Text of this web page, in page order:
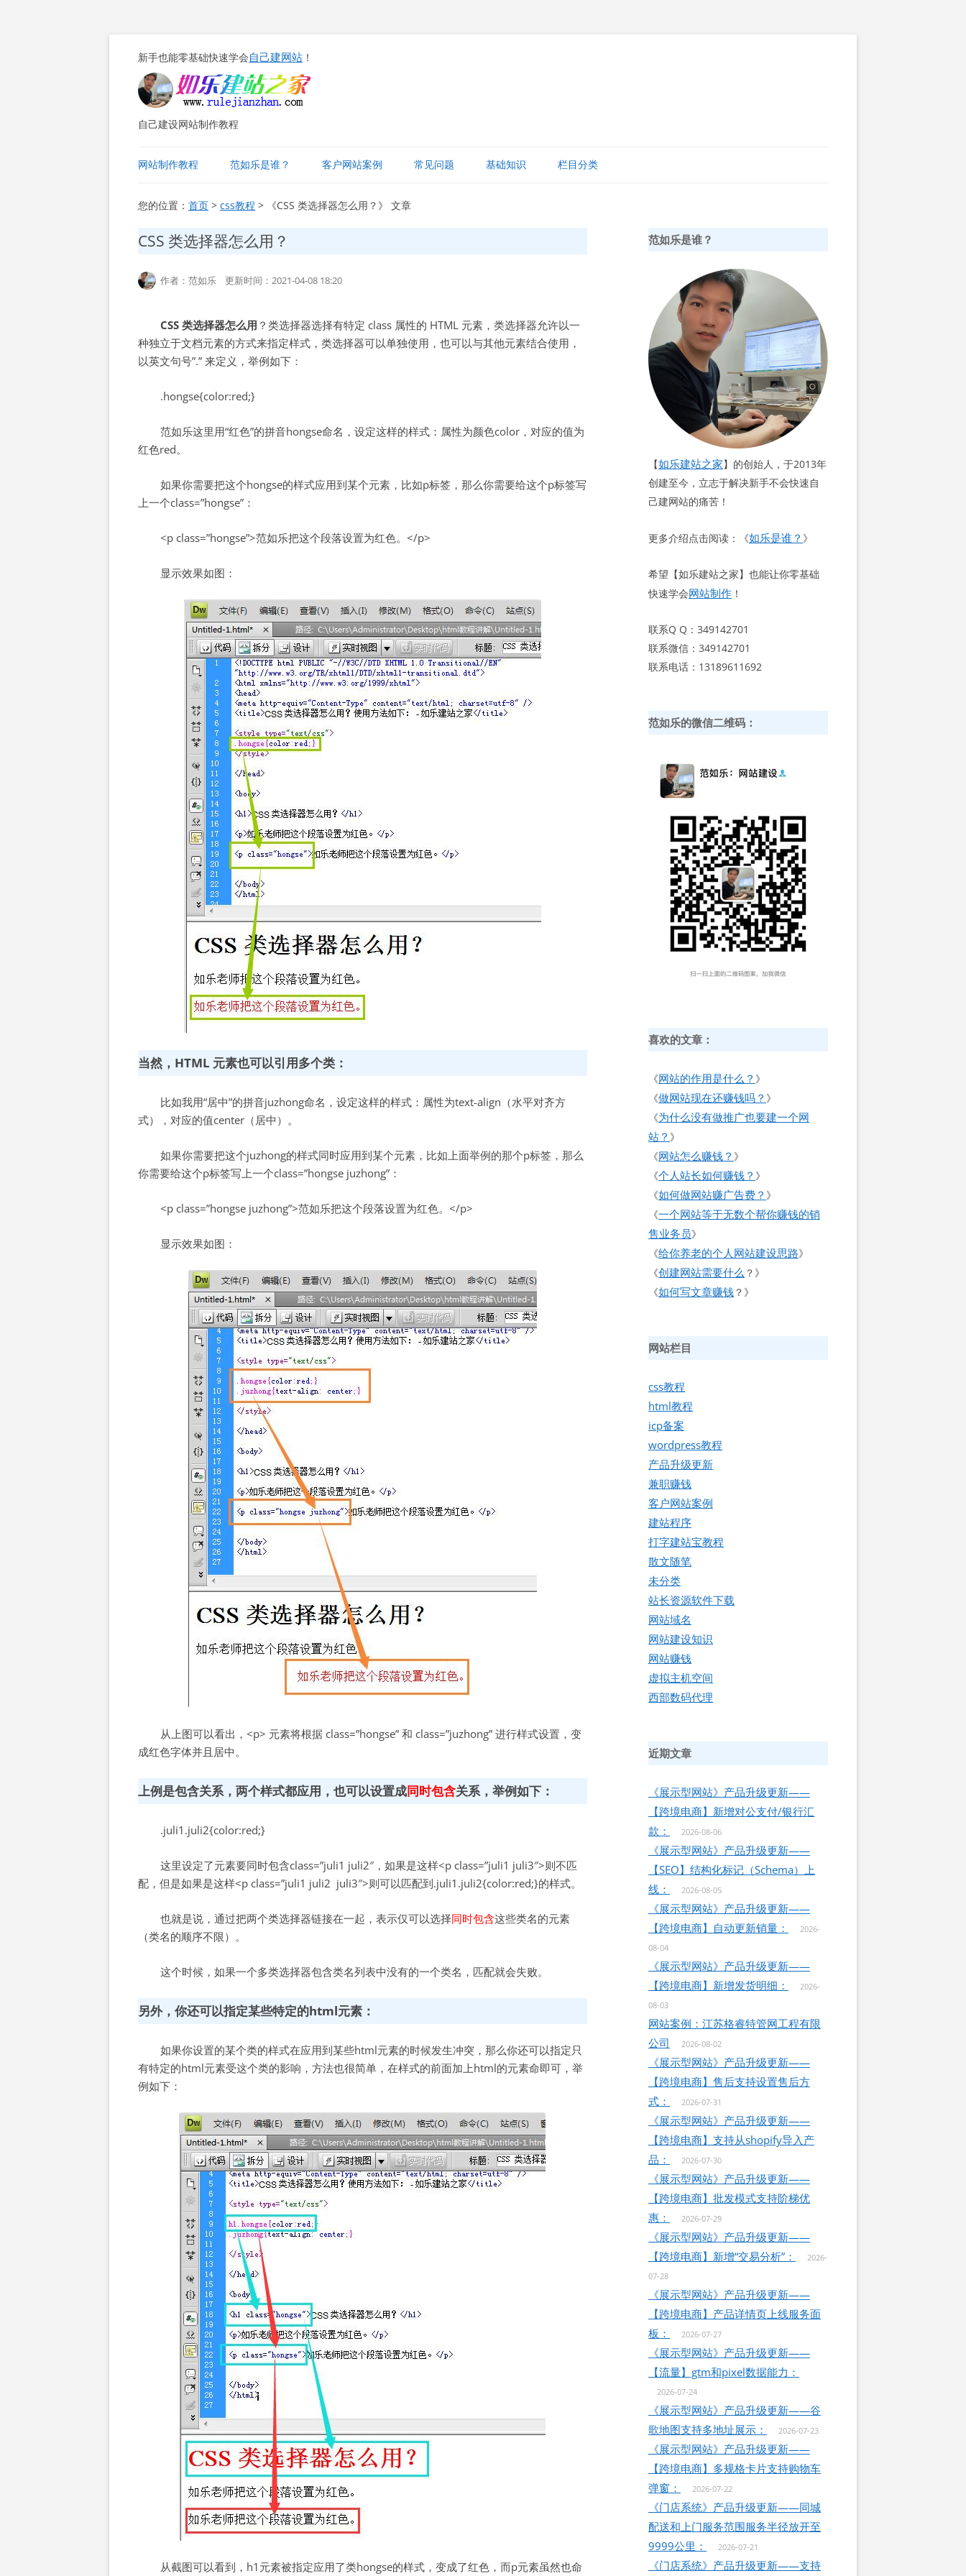
新手也能零基础快速学会自己建网站 ！
自己建设网站制作教程
至
正
网站制作教程 范如乐是谁？ 客户网站案例 常见问题 基础知识 栏目分类
虚拟主机空间
HTML教程
WORDPRESS教程
您的位置： 首页 > css教程 > 《CSS 类选择器怎么用？》 文章
CSS 类选择器怎么用？
作者：范如乐 更新时间：2021-04-08 18:20
CSS 类选择器怎么用 ？类选择器选择有特定 class 属性的 HTML 元素，类选择器允许以一
种独立于文档元素的方式来指定样式，类选择器可以单独使用，也可以与其他元素结合使用，
以英文句号”.” 来定义，举例如下：
.hongse{color:red;}
范如乐这里用“红色”的拼音hongse命名，设定这样的样式：属性为颜色color，对应的值为
红色red。
如果你需要把这个hongse的样式应用到某个元素，比如p标签，那么你需要给这个p标签写
上一个class=”hongse”：
<p class=”hongse”>范如乐把这个段落设置为红色。</p>
显示效果如图：
当然，HTML 元素也可以引用多个类：
比如我用“居中”的拼音juzhong命名，设定这样的样式：属性为text-align（水平对齐方
式），对应的值center（居中）。
如果你需要把这个juzhong的样式同时应用到某个元素，比如上面举例的那个p标签，那么
你需要给这个p标签写上一个class=”hongse juzhong”：
<p class=”hongse juzhong”>范如乐把这个段落设置为红色。</p>
显示效果如图：
从上图可以看出，<p> 元素将根据 class=”hongse” 和 class=”juzhong” 进行样式设置，变
成红色字体并且居中。
上例是包含关系，两个样式都应用，也可以设置成同时包含关系，举例如下：
.juli1.juli2{color:red;}
这里设定了元素要同时包含class=”juli1 juli2″，如果是这样<p class=”juli1 juli3″>则不匹
配，但是如果是这样<p class=”juli1 juli2 juli3″>则可以匹配到.juli1.juli2{color:red;}的样式。
也就是说，通过把两个类选择器链接在一起，表示仅可以选择同时包含这些类名的元素
（类名的顺序不限）。
这个时候，如果一个多类选择器包含类名列表中没有的一个类名，匹配就会失败。
另外，你还可以指定某些特定的html元素：
如果你设置的某个类的样式在应用到某些html元素的时候发生冲突，那么你还可以指定只
有特定的html元素受这个类的影响，方法也很简单，在样式的前面加上html的元素命即可，举
例如下：
从截图可以看到，h1元素被指定应用了类hongse的样式，变成了红色，而p元素虽然也命
范如乐是谁？
【如乐建站之家】的创始人，于2013年
创建至今，立志于解决新手不会快速自
己建网站的痛苦！
更多介绍点击阅读：《如乐是谁？ 》
希望【如乐建站之家】也能让你零基础
快速学会网站制作 ！
联系Q Q：349142701
联系微信：349142701
联系电话：13189611692
范如乐的微信二维码：
喜欢的文章：
《网站的作用是什么？ 》
《做网站现在还赚钱吗？ 》
《为什么没有做推广也要建一个网
站？ 》
《网站怎么赚钱？ 》
《个人站长如何赚钱？ 》
《如何做网站赚广告费？ 》
《一个网站等于无数个帮你赚钱的销
售业务员》
《给你养老的个人网站建设思路》
《创建网站需要什么 ？》
《如何写文章赚钱 ？》
网站栏目
css教程
html教程
icp备案
wordpress教程
产品升级更新
兼职赚钱
客户网站案例
建站程序
打字建站宝教程
散文随笔
未分类
站长资源软件下载
网站域名
网站建设知识
网站赚钱
虚拟主机空间
西部数码代理
近期文章
《展示型网站》产品升级更新——
【跨境电商】新增对公支付/银行汇
款：
2026-08-06
《展示型网站》产品升级更新——
【SEO】结构化标记（Schema）上
线：
2026-08-05
《展示型网站》产品升级更新——
【跨境电商】自动更新销量：
2026-
08-04
《展示型网站》产品升级更新——
【跨境电商】新增发货明细：
2026-
08-03
网站案例：江苏格睿特管网工程有限
公司
2026-08-02
《展示型网站》产品升级更新——
【跨境电商】售后支持设置售后方
式：
2026-07-31
《展示型网站》产品升级更新——
【跨境电商】支持从shopify导入产
品：
2026-07-30
《展示型网站》产品升级更新——
【跨境电商】批发模式支持阶梯优
惠：
2026-07-29
《展示型网站》产品升级更新——
【跨境电商】新增“交易分析”：
2026-
07-28
《展示型网站》产品升级更新——
【跨境电商】产品详情页上线服务面
板：
2026-07-27
《展示型网站》产品升级更新——
【流量】gtm和pixel数据能力：
2026-07-24
《展示型网站》产品升级更新——谷
歌地图支持多地址展示：
2026-07-23
《展示型网站》产品升级更新——
【跨境电商】多规格卡片支持购物车
弹窗：
2026-07-22
《门店系统》产品升级更新——同城
配送和上门服务范围服务半径放开至
9999公里：
2026-07-21
《门店系统》产品升级更新——支持